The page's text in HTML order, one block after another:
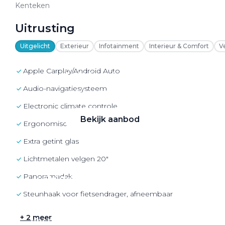
Elektrisch rijden
Bekijk ons aanbod
Bekijk aanbod
Elektrisch rijden
Verhuur
Vestigingen
Kenteken
Uitrusting
Uitgelicht Exterieur Infotainment Interieur & Comfort
Apple Carplay/Android Auto
audio-navigatiesysteem
electronic climate controle
ergonomische voorstoelen
extra getint glas
lichtmetalen velgen 20"
panoramadak
Steunhaak voor fietsendrager, afneembaar
+ 2 meer